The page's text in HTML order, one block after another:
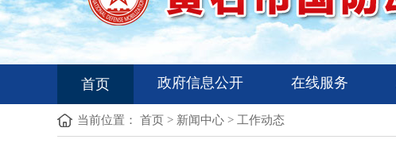
首页 政府信息公开 在线服务
当前位置： 首页 > 新闻中心 > 工作动态